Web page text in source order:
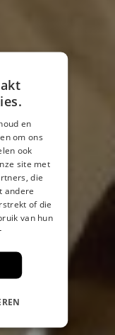
en
om ons
ook
site met
die
andere
of die
van hun